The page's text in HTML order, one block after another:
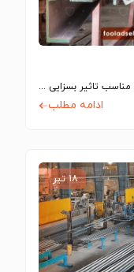
در پروژه‌های صنعتی و عمرانی، انتخاب مصالح مناسب تاثیر بسزایی در کیفیت، عملکرد، ایمنی…
ادامه مطلب
۱۸ تیر